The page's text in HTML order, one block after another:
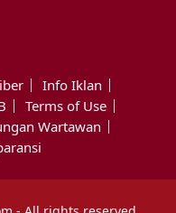
Info Iklan
Terms of Use
Wartawan